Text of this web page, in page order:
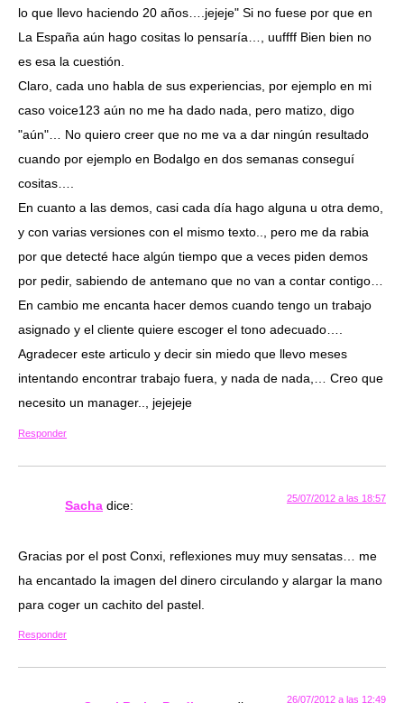
lo que llevo haciendo 20 años….jejeje" Si no fuese por que en
La España aún hago cositas lo pensaría…, uuffff Bien bien no
es esa la cuestión.
Claro, cada uno habla de sus experiencias, por ejemplo en mi
caso voice123 aún no me ha dado nada, pero matizo, digo
"aún"… No quiero creer que no me va a dar ningún resultado
cuando por ejemplo en Bodalgo en dos semanas conseguí
cositas….
En cuanto a las demos, casi cada día hago alguna u otra demo,
y con varias versiones con el mismo texto.., pero me da rabia
por que detecté hace algún tiempo que a veces piden demos
por pedir, sabiendo de antemano que no van a contar contigo…
En cambio me encanta hacer demos cuando tengo un trabajo
asignado y el cliente quiere escoger el tono adecuado….
Agradecer este articulo y decir sin miedo que llevo meses
intentando encontrar trabajo fuera, y nada de nada,… Creo que
necesito un manager.., jejejeje
Responder
Sacha dice:
25/07/2012 a las 18:57
Gracias por el post Conxi, reflexiones muy muy sensatas… me
ha encantado la imagen del dinero circulando y alargar la mano
para coger un cachito del pastel.
Responder
26/07/2012 a las 12:49